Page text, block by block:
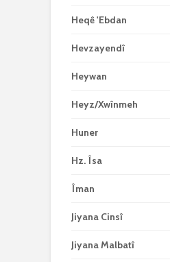
Heqê 'Ebdan
Hevzayendî
Heywan
Heyz/Xwînmeh
Huner
Hz. Îsa
Îman
Jiyana Cinsî
Jiyana Malbatî